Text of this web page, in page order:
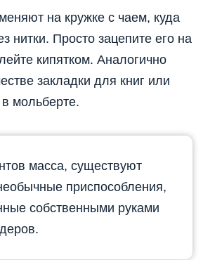
на кружке с чаем, куда
нитки. Просто зацепите его на
кипятком. Аналогично
закладки для книг или
мольберте.
масса, существуют
приспособления,
собственными руками